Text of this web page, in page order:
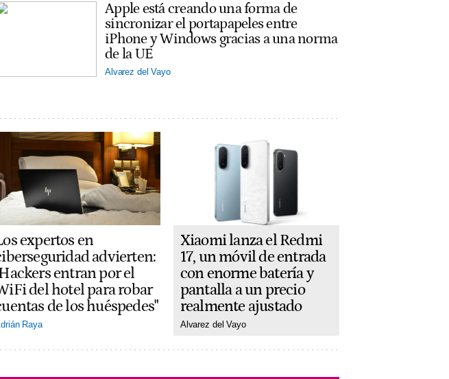
Apple está creando una forma de
sincronizar el portapapeles entre
iPhone y Windows gracias a una norma
de la UE
Alvarez del Vayo
expertos en
advierten:
entran por el
del hotel para robar
de los huéspedes"
Raya
Xiaomi lanza el Redmi
17, un móvil de entrada
con enorme batería y
pantalla a un precio
realmente ajustado
Alvarez del Vayo